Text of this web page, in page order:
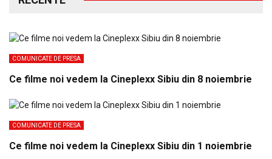
COMUNICATE DE PRESA
Ce filme noi vedem la Cineplexx Sibiu din 8 noiembrie
COMUNICATE DE PRESA
Ce filme noi vedem la Cineplexx Sibiu din 1 noiembrie